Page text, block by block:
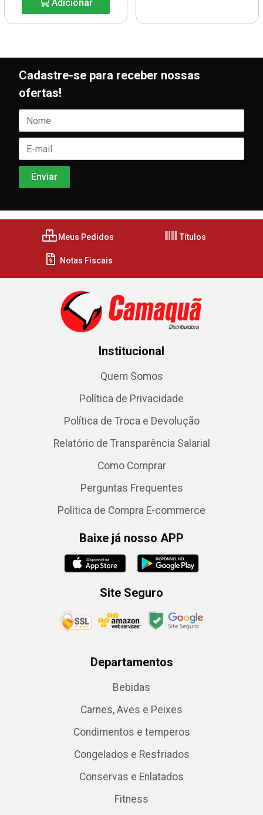
Adicionar
Cadastre-se para receber nossas
ofertas!
Meus Pedidos Títulos
Notas Fiscais
Institucional
Quem Somos
Política de Privacidade
Política de Troca e Devolução
Relatório de Transparência Salarial
Como Comprar
Perguntas Frequentes
Política de Compra E-commerce
Baixe já nosso APP
Site Seguro
Departamentos
Bebidas
Carnes, Aves e Peixes
Condimentos e temperos
Congelados e Resfriados
Conservas e Enlatados
Fitness